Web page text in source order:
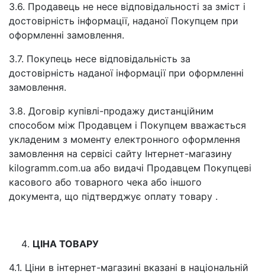
3.6. Продавець не несе відповідальності за зміст і
достовірність інформації, наданої Покупцем при
оформленні замовлення.
3.7. Покупець несе відповідальність за
достовірність наданої інформації при оформленні
замовлення.
3.8. Договір купівлі-продажу дистанційним
способом між Продавцем і Покупцем вважається
укладеним з моменту електронного оформлення
замовлення на сервісі сайту Інтернет-магазину
kilogramm.com.ua або видачі Продавцем Покупцеві
касового або товарного чека або іншого
документа, що підтверджує оплату товару .
ЦІНА ТОВАРУ
4.1. Ціни в інтернет-магазині вказані в національній